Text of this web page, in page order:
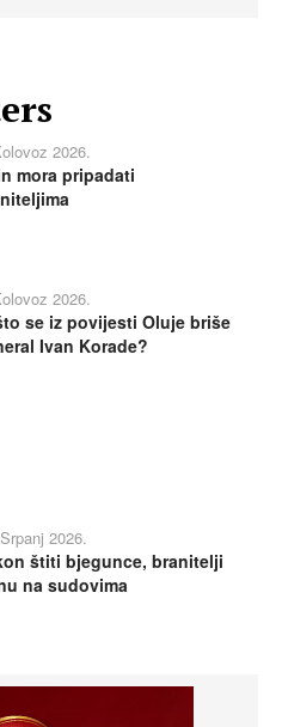
2026.
mora pripadati
2026.
se iz povijesti Oluje briše
Ivan Korade?
2026.
štiti bjegunce, branitelji
na sudovima